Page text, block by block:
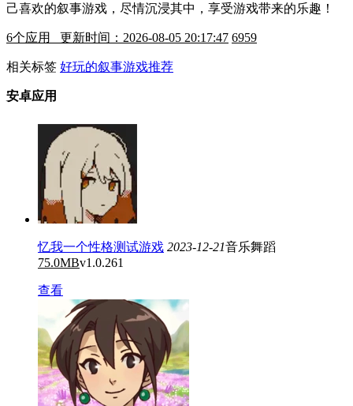
己喜欢的叙事游戏，尽情沉浸其中，享受游戏带来的乐趣！
6个应用 更新时间：2026-08-05 20:17:47 6959
相关标签 好玩的叙事游戏推荐
安卓应用
忆我一个性格测试游戏 2023-12-21音乐舞蹈
75.0MBv1.0.261
查看